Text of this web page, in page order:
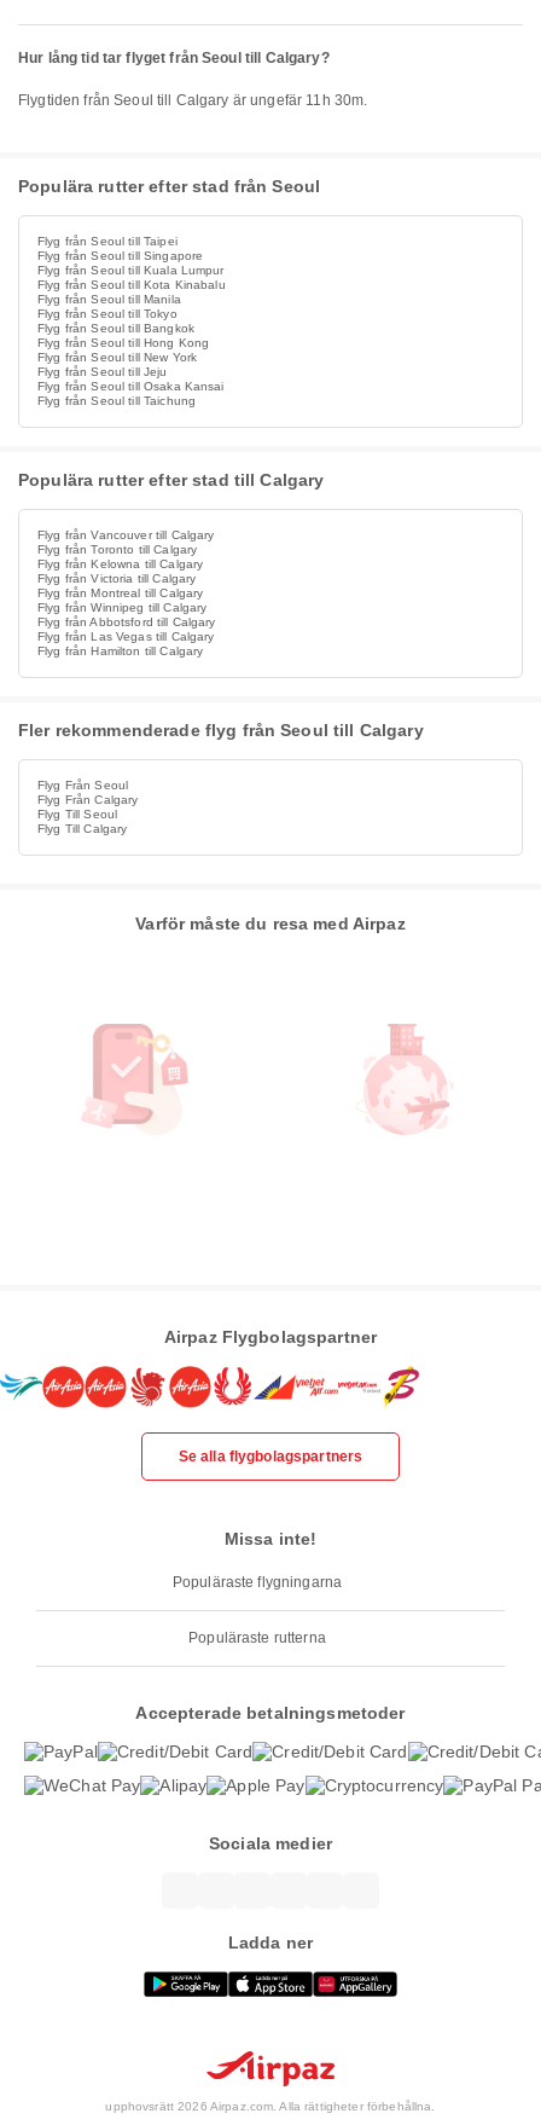
Hur lång tid tar flyget från Seoul till Calgary?
Flygtiden från Seoul till Calgary är ungefär 11h 30m.
Populära rutter efter stad från Seoul
Flyg från Seoul till Taipei
Flyg från Seoul till Singapore
Flyg från Seoul till Kuala Lumpur
Flyg från Seoul till Kota Kinabalu
Flyg från Seoul till Manila
Flyg från Seoul till Tokyo
Flyg från Seoul till Bangkok
Flyg från Seoul till Hong Kong
Flyg från Seoul till New York
Flyg från Seoul till Jeju
Flyg från Seoul till Osaka Kansai
Flyg från Seoul till Taichung
Populära rutter efter stad till Calgary
Flyg från Vancouver till Calgary
Flyg från Toronto till Calgary
Flyg från Kelowna till Calgary
Flyg från Victoria till Calgary
Flyg från Montreal till Calgary
Flyg från Winnipeg till Calgary
Flyg från Abbotsford till Calgary
Flyg från Las Vegas till Calgary
Flyg från Hamilton till Calgary
Fler rekommenderade flyg från Seoul till Calgary
Flyg Från Seoul
Flyg Från Calgary
Flyg Till Seoul
Flyg Till Calgary
Varför måste du resa med Airpaz
Airpaz Flygbolagspartner
Se alla flygbolagspartners
Missa inte!
Populäraste flygningarna
Populäraste rutterna
Accepterade betalningsmetoder
Sociala medier
Ladda ner
upphovsrätt 2026 Airpaz.com. Alla rättigheter förbehållna.